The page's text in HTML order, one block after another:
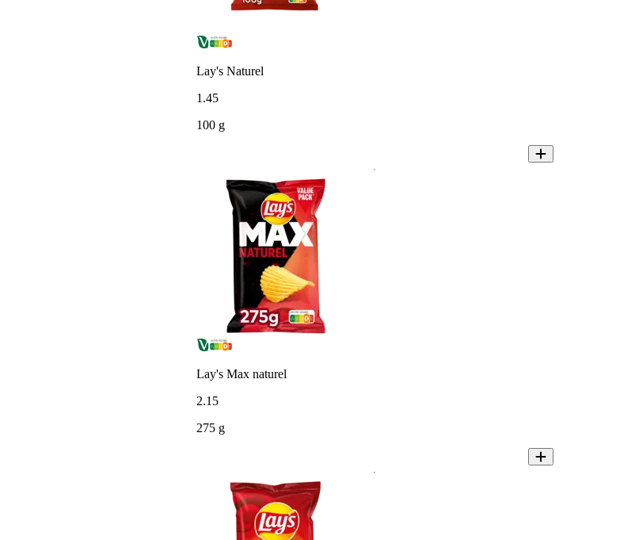
Lay's Naturel
1 .45
100 g
Lay's Max naturel
2.15
275 g